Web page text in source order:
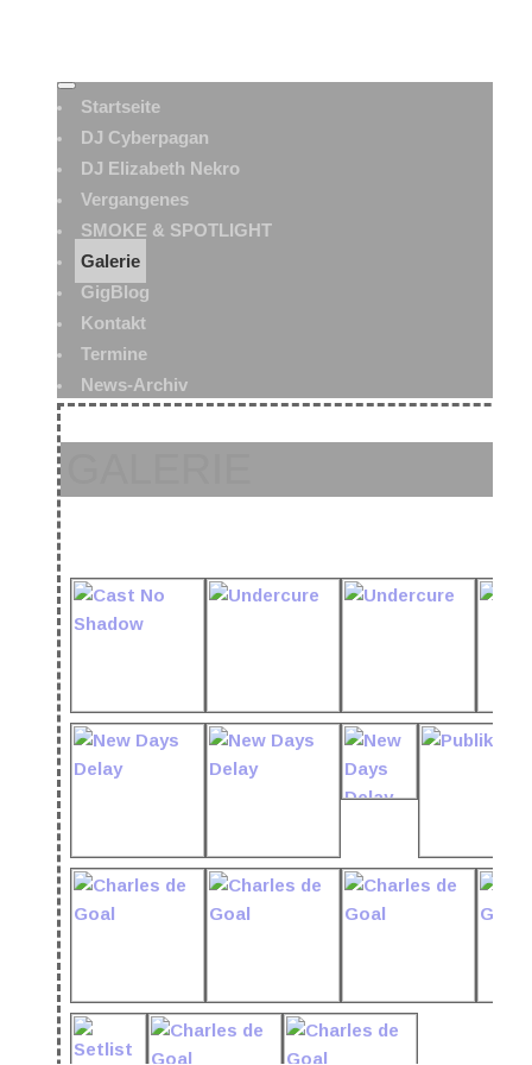
Startseite
DJ Cyberpagan
DJ Elizabeth Nekro
Vergangenes
SMOKE & SPOTLIGHT
Galerie
GigBlog
Kontakt
Termine
News-Archiv